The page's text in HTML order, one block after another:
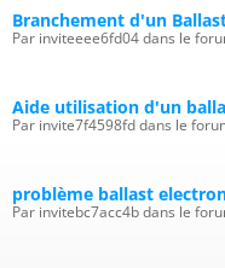
Branchement d'un
Par inviteeee6fd04 dans le
Aide utilisation d'un
Par invite7f4598fd dans le
problème ballast
Par invitebc7acc4b dans le